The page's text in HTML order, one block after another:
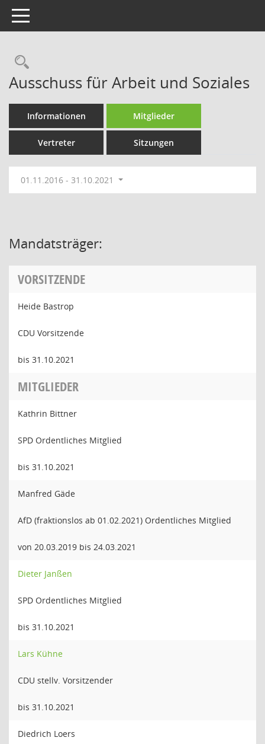
Toggle navigation
Rechercheauswahl
Ausschuss für Arbeit und Soziales
Informationen Mitglieder
Vertreter Sitzungen
01.11.2016 - 31.10.2021
Mandatsträger:
VORSITZENDE
Heide Bastrop
CDU Vorsitzende
bis 31.10.2021
MITGLIEDER
Kathrin Bittner
SPD Ordentliches Mitglied
bis 31.10.2021
Manfred Gäde
AfD (fraktionslos ab 01.02.2021) Ordentliches Mitglied
von 20.03.2019 bis 24.03.2021
Dieter Janßen
SPD Ordentliches Mitglied
bis 31.10.2021
Lars Kühne
CDU stellv. Vorsitzender
bis 31.10.2021
Diedrich Loers